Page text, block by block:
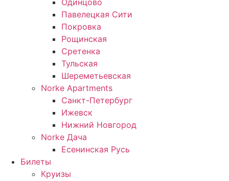
Одинцово
Павелецкая Сити
Покровка
Рощинская
Сретенка
Тульская
Шереметьевская
Norke Apartments
Санкт-Петербург
Ижевск
Нижний Новгород
Norke Дача
Есенинская Русь
Билеты
Круизы